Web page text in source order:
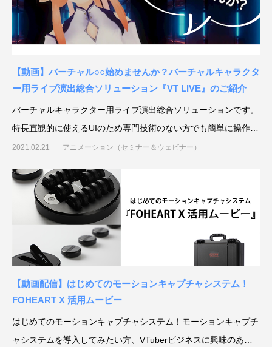
【動画】バーチャル○○始めませんか？バーチャルキャラクタ
ー用ライブ演出総合ソリューション『VT LIVE』のご紹介
バーチャルキャラクター用ライブ演出総合ソリューションです。
特長直観的に使えるUIのため専門技術のない方でも簡単に操作可
能キー
2021.02.21 アニメーション（セミナー＆ウェビナー）
【動画配信】はじめてのモーションキャプチャシステム！
FOHEART X 活用ムービー
はじめてのモーションキャプチャシステム！モーションキャプチ
ャシステムを導入してみたい方、VTuberビジネスに興味のある